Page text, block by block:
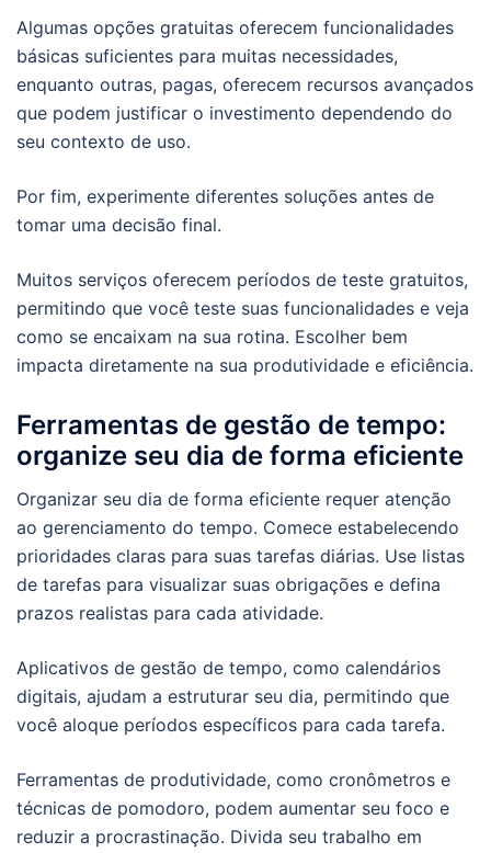
Algumas opções gratuitas oferecem funcionalidades
básicas suficientes para muitas necessidades,
enquanto outras, pagas, oferecem recursos avançados
que podem justificar o investimento dependendo do
seu contexto de uso.
Por fim, experimente diferentes soluções antes de
tomar uma decisão final.
Muitos serviços oferecem períodos de teste gratuitos,
permitindo que você teste suas funcionalidades e veja
como se encaixam na sua rotina. Escolher bem
impacta diretamente na sua produtividade e eficiência.
Ferramentas de gestão de tempo:
organize seu dia de forma eficiente
Organizar seu dia de forma eficiente requer atenção
ao gerenciamento do tempo. Comece estabelecendo
prioridades claras para suas tarefas diárias. Use listas
de tarefas para visualizar suas obrigações e defina
prazos realistas para cada atividade.
Aplicativos de gestão de tempo, como calendários
digitais, ajudam a estruturar seu dia, permitindo que
você aloque períodos específicos para cada tarefa.
Ferramentas de produtividade, como cronômetros e
técnicas de pomodoro, podem aumentar seu foco e
reduzir a procrastinação. Divida seu trabalho em